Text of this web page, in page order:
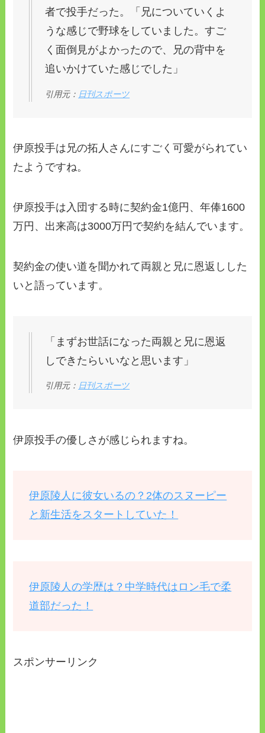
者で投手だった。「兄についていくよ
うな感じで野球をしていました。すご
く面倒見がよかったので、兄の背中を
追いかけていた感じでした」
引用元： 日刊スポーツ
伊原投手は兄の拓人さんにすごく可愛がられてい
たようですね。
伊原投手は入団する時に契約金1億円、年俸1600
万円、出来高は3000万円で契約を結んでいます。
契約金の使い道を聞かれて両親と兄に恩返しした
いと語っています。
「まずお世話になった両親と兄に恩返
しできたらいいなと思います」
引用元： 日刊スポーツ
伊原投手の優しさが感じられますね。
伊原陵人に彼女いるの？2体のスヌーピー
と新生活をスタートしていた！
伊原陵人の学歴は？中学時代はロン毛で柔
道部だった！
スポンサーリンク